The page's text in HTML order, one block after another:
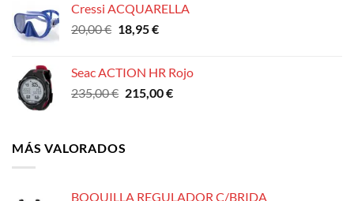
Cressi ACQUARELLA
20,00€ El
era:
20,00 €.
18,95€El
es:
18,95 €.
Seac ACTION HR Rojo
235,00€ El
era:
215,00€El
MÁS VALORADOS
BOQUILLA REGULADOR C/BRIDA